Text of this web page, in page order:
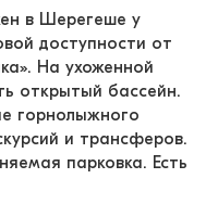
в Шерегеше у
доступности от
На ухоженной
открытый бассейн.
горнолыжного
и трансферов.
парковка. Есть